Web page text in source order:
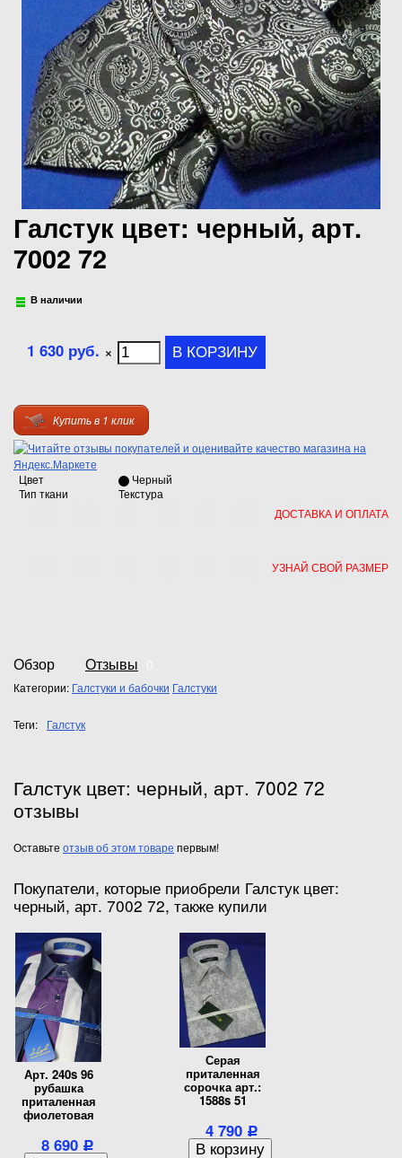
Галстук цвет: черный, арт.
7002 72
В наличии
1 630 руб. ×
Купить в 1 клик
Цвет
Черный
Тип ткани
Текстура
ДОСТАВКА И ОПЛАТА
УЗНАЙ СВОЙ РАЗМЕР
Обзор Отзывы
Категории: Галстуки и бабочки Галстуки
Теги: Галстук
Галстук цвет: черный, арт. 7002 72
отзывы
Оставьте отзыв об этом товаре первым!
Покупатели, которые приобрели Галстук цвет:
черный, арт. 7002 72, также купили
Арт. 240s 96
рубашка
приталенная
фиолетовая
8 690 Р
Серая
приталенная
сорочка арт.:
1588s 51
4 790 Р